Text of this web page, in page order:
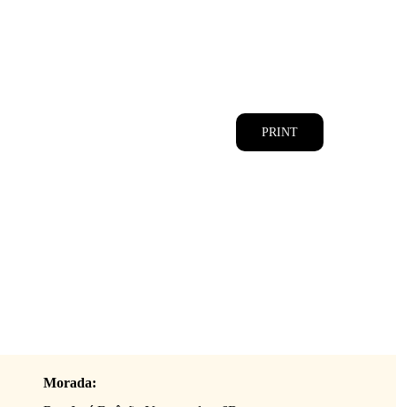
PRINT
Morada: